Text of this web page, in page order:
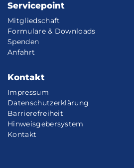
Servicepoint
Mitgliedschaft
Formulare & Downloads
Spenden
Anfahrt
Kontakt
Impressum
Datenschutzerklärung
Barrierefreiheit
Hinweisgebersystem
Kontakt